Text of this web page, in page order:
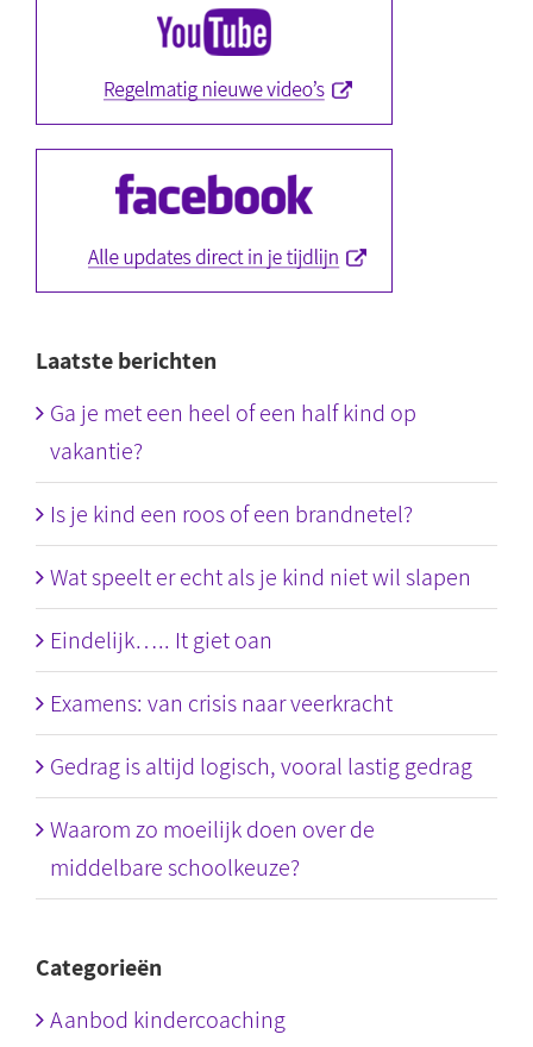
Laatste berichten
Ga je met een heel of een half kind op
vakantie?
Is je kind een roos of een brandnetel?
Wat speelt er echt als je kind niet wil slapen
Eindelijk….. It giet oan
Examens: van crisis naar veerkracht
Gedrag is altijd logisch, vooral lastig gedrag
Waarom zo moeilijk doen over de
middelbare schoolkeuze?
Categorieën
Aanbod kindercoaching